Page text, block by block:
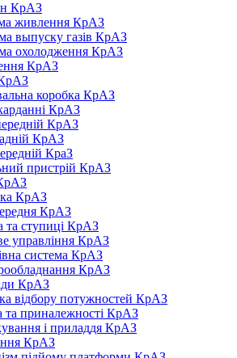
КрАЗ
живлення КрАЗ
выпуску газів КрАЗ
охолодження КрАЗ
КрАЗ
коробка КрАЗ
КрАЗ
КрАЗ
КрАЗ
КраЗ
пристрій КрАЗ
КрАЗ
КрАЗ
та ступиці КрАЗ
управління КрАЗ
система КрАЗ
КрАЗ
КрАЗ
відбору потужностей КрАЗ
та приналежності КрАЗ
і приладдя КрАЗ
КрАЗ